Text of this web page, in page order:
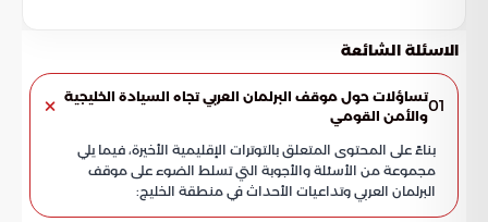
الاسئلة الشائعة
01تساؤلات حول موقف البرلمان العربي تجاه السيادة الخليجية
والأمن القومي
بناءً على المحتوى المتعلق بالتوترات الإقليمية الأخيرة، فيما يلي
مجموعة من الأسئلة والأجوبة التي تسلط الضوء على موقف
البرلمان العربي وتداعيات الأحداث في منطقة الخليج: